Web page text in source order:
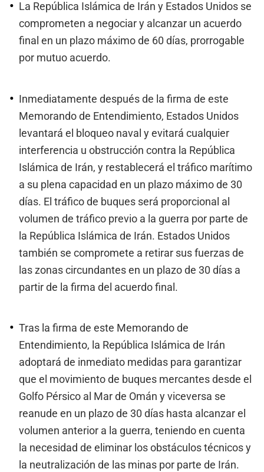
La República Islámica de Irán y Estados Unidos se
comprometen a negociar y alcanzar un acuerdo
final en un plazo máximo de 60 días, prorrogable
por mutuo acuerdo.
Inmediatamente después de la firma de este
Memorando de Entendimiento, Estados Unidos
levantará el bloqueo naval y evitará cualquier
interferencia u obstrucción contra la República
Islámica de Irán, y restablecerá el tráfico marítimo
a su plena capacidad en un plazo máximo de 30
días. El tráfico de buques será proporcional al
volumen de tráfico previo a la guerra por parte de
la República Islámica de Irán. Estados Unidos
también se compromete a retirar sus fuerzas de
las zonas circundantes en un plazo de 30 días a
partir de la firma del acuerdo final.
Tras la firma de este Memorando de
Entendimiento, la República Islámica de Irán
adoptará de inmediato medidas para garantizar
que el movimiento de buques mercantes desde el
Golfo Pérsico al Mar de Omán y viceversa se
reanude en un plazo de 30 días hasta alcanzar el
volumen anterior a la guerra, teniendo en cuenta
la necesidad de eliminar los obstáculos técnicos y
la neutralización de las minas por parte de Irán.